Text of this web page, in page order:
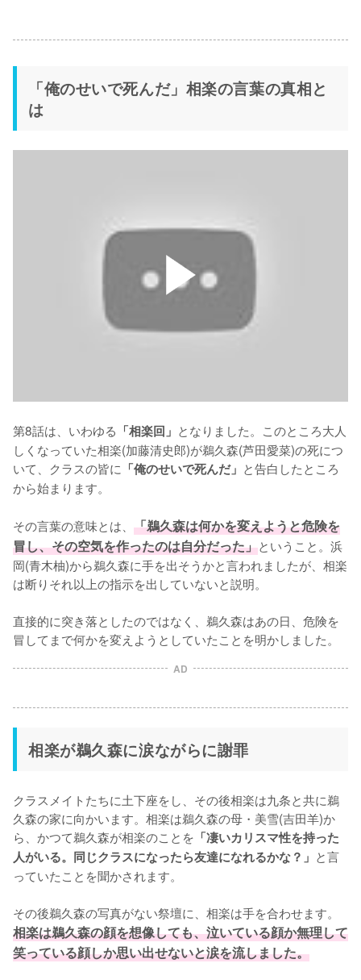
「俺のせいで死んだ」相楽の言葉の真相と
は
第8話は、いわゆる 「相楽回」 となりました。このところ大人
しくなっていた相楽(加藤清史郎)が鵜久森(芦田愛菜)の死につ
いて、クラスの皆に 「俺のせいで死んだ」 と告白したところ
から始まります。
その言葉の意味とは、 「鵜久森は何かを変えようと危険を
冒し、その空気を作ったのは自分だった」ということ。浜
岡(青木柚)から鵜久森に手を出そうかと言われましたが、相楽
は断りそれ以上の指示を出していないと説明。
直接的に突き落としたのではなく、鵜久森はあの日、危険を
冒してまで何かを変えようとしていたことを明かしました。
AD
相楽が鵜久森に涙ながらに謝罪
クラスメイトたちに土下座をし、その後相楽は九条と共に鵜
久森の家に向かいます。相楽は鵜久森の母・美雪(吉田羊)か
ら、かつて鵜久森が相楽のことを 「凄いカリスマ性を持った
人がいる。同じクラスになったら友達になれるかな？」 と言
っていたことを聞かされます。
その後鵜久森の写真がない祭壇に、相楽は手を合わせます。
相楽は鵜久森の顔を想像しても、泣いている顔か無理して
笑っている顔しか思い出せないと涙を流しました。